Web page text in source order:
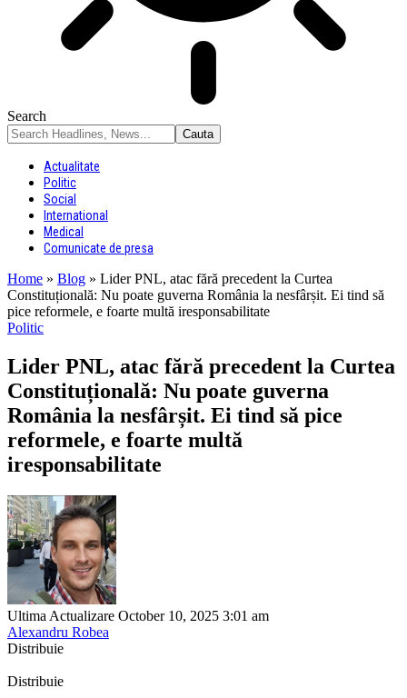
Search
Actualitate
Politic
Social
International
Medical
Comunicate de presa
Home » Blog » Lider PNL, atac fără precedent la Curtea
Constituțională: Nu poate guverna România la nesfârșit. Ei tind să
pice reformele, e foarte multă iresponsabilitate
Politic
Lider PNL, atac fără precedent la Curtea
Constituțională: Nu poate guverna
România la nesfârșit. Ei tind să pice
reformele, e foarte multă
iresponsabilitate
Ultima Actualizare October 10, 2025 3:01 am
Alexandru Robea
Distribuie
Distribuie